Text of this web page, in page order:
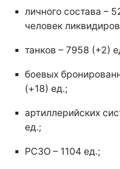
личного состава –
человек
танков – 7958 (+2)
боевых
(+18) ед.;
артиллерийских
ед.;
РСЗО – 1104 ед.;